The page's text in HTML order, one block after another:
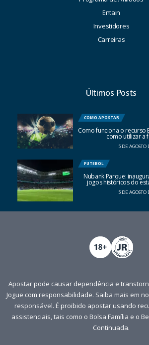
Entain
Investidores
Carreiras
Últimos Posts
COMO APOSTAR
Como funciona o recurso
como utilizar a
5 DE AGOSTO
FUTEBOL
Nubank Parque:
jogos históricos do
5 DE AGOSTO
Apostar pode causar dependência e
Jogue com responsabilidade. Saiba mais em
responsável. É proibido apostar usando
assistenciais, tais como o Bolsa Família e o
Continuada.